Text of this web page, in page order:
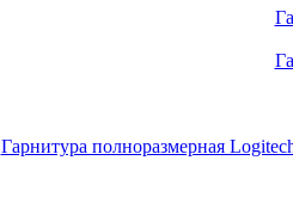
Гарнитура полноразмерная